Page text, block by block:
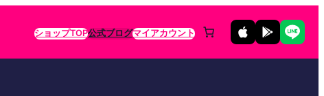
ショップTOP公式ブログマイアカウント